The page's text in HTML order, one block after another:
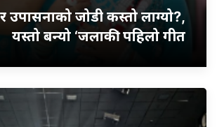
उपासनाको जोडी कस्तो लाग्यो?,
यस्तो बन्यो ‘जलाकी’ पहिलो गीत